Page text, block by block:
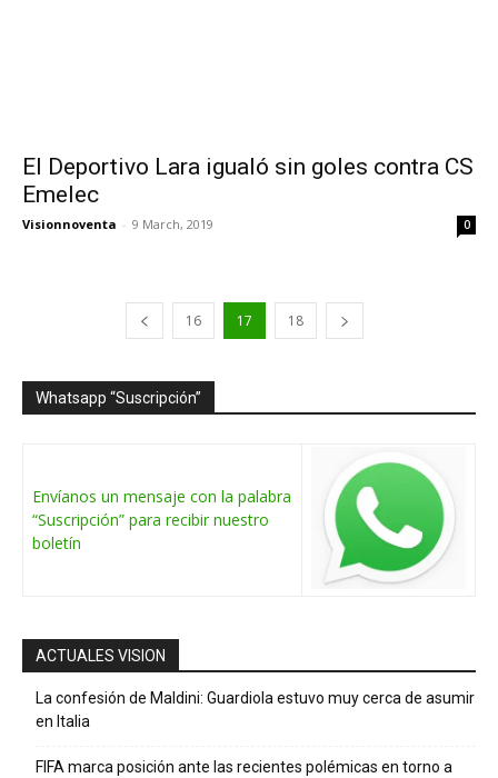
El Deportivo Lara igualó sin goles contra CS
Emelec
Visionnoventa - 9 March, 2019 0
16 17 18
Whatsapp “Suscripción”
Envíanos un mensaje con la palabra
“Suscripción” para recibir nuestro
boletín
ACTUALES VISION
La confesión de Maldini: Guardiola estuvo muy cerca de asumir
en Italia
FIFA marca posición ante las recientes polémicas en torno a